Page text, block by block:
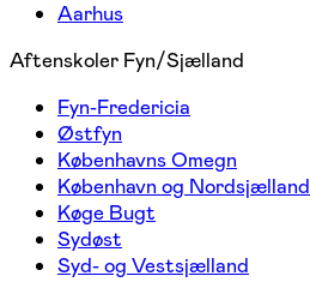
Aarhus
Aftenskoler Fyn/Sjælland
Fyn-Fredericia
Østfyn
Københavns Omegn
København og Nordsjælland
Køge Bugt
Sydøst
Syd- og Vestsjælland